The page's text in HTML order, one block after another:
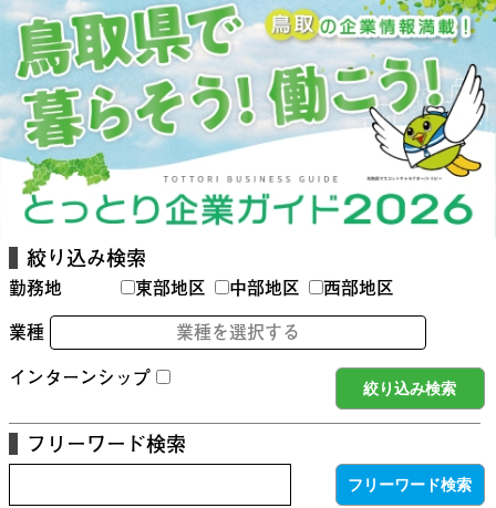
絞り込み検索
勤務地 東部地区 中部地区
西部地区
業種
業種を選択する
インターンシップ
フリーワード検索